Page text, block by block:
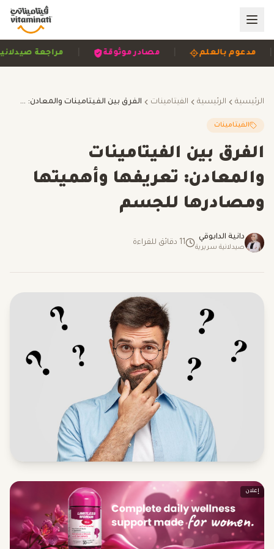
مبني على الأدلة مراجعة صيدلانية مصادر موثوقة
الرئيسية الرئيسية الفيتامينات الفرق بين الفيتامينات والمعادن: تعريفها وأهميتها ومصادرها للجسم
الفيتامينات
الفرق بين الفيتامينات
والمعادن: تعريفها وأهميتها
ومصادرها للجسم
دانية الدابوقي
صيدلانية سريرية
11 دقائق للقراءة
إعلان